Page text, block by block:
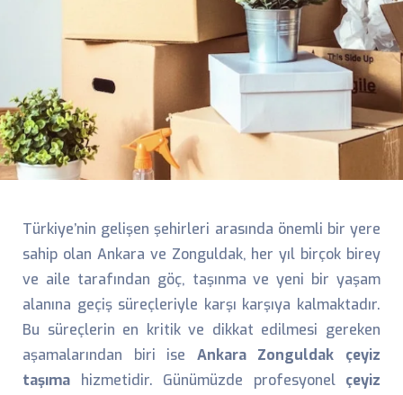
Türkiye’nin gelişen şehirleri arasında önemli bir yere
sahip olan Ankara ve Zonguldak, her yıl birçok birey
ve aile tarafından göç, taşınma ve yeni bir yaşam
alanına geçiş süreçleriyle karşı karşıya kalmaktadır.
Bu süreçlerin en kritik ve dikkat edilmesi gereken
aşamalarından biri ise Ankara Zonguldak çeyiz
taşıma hizmetidir. Günümüzde profesyonel çeyiz